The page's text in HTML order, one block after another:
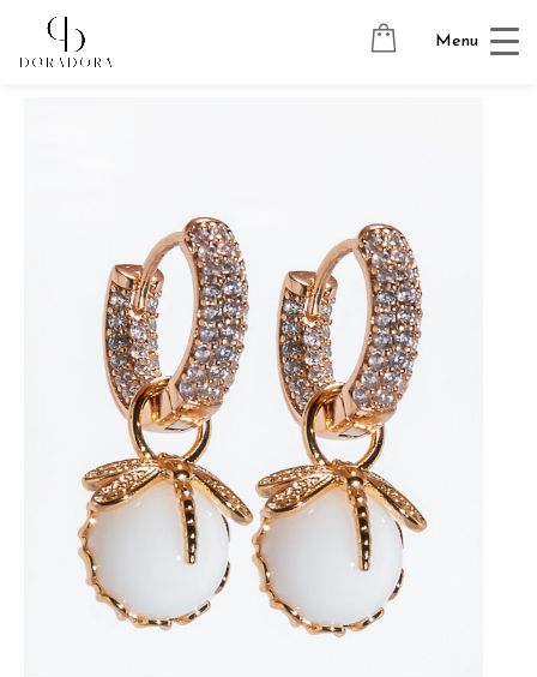
Menu
Avaleht Ripatsitega kõrvarõngad
→
DRAGONFLY